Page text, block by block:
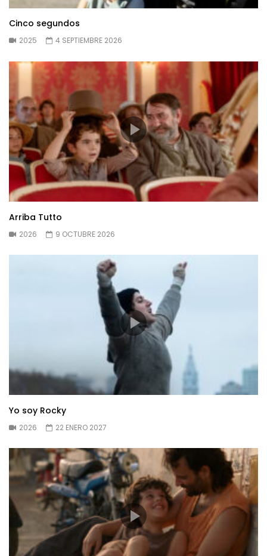
Cinco segundos
2025 4 SEPTIEMBRE 2026
Arriba Tutto
2026 9 OCTUBRE 2026
Yo soy Rocky
2026 22 ENERO 2027